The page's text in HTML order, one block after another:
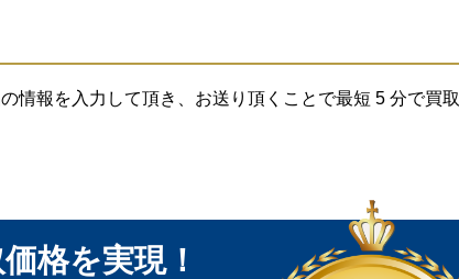
情報を入力して頂き、お送り頂くことで最短 5 分で買取
格を実現！